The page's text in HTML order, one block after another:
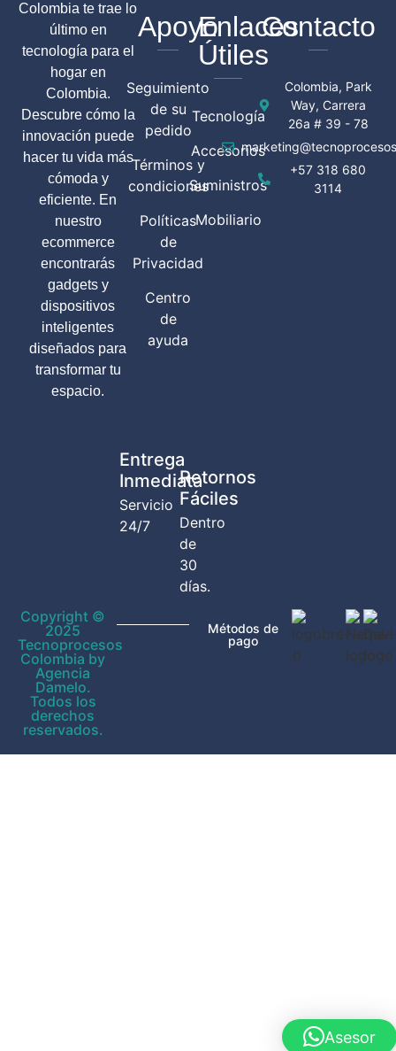
Colombia te trae lo
último en
tecnología para el
hogar en
Colombia.
Descubre cómo la
innovación puede
hacer tu vida más
cómoda y
eficiente. En
nuestro
ecommerce
encontrarás
gadgets y
dispositivos
inteligentes
diseñados para
transformar tu
espacio.
Entrega
Inmediata
Servicio
24/7
Retornos
Fáciles
Dentro
de
30
días.
Apoyo
Seguimiento
de su
pedido
Términos y
condiciones
Políticas
de
Privacidad
Centro
de
ayuda
Enlaces
Útiles
Tecnología
Accesorios
Suministros
Mobiliario
Contacto
Colombia, Park
Way, Carrera
26a # 39 - 78
+57 318 680
3114
Copyright ©
2025
Tecnoprocesos
Colombia by
Agencia
Damelo.
Todos los
derechos
reservados.
Métodos de
pago
Asesor